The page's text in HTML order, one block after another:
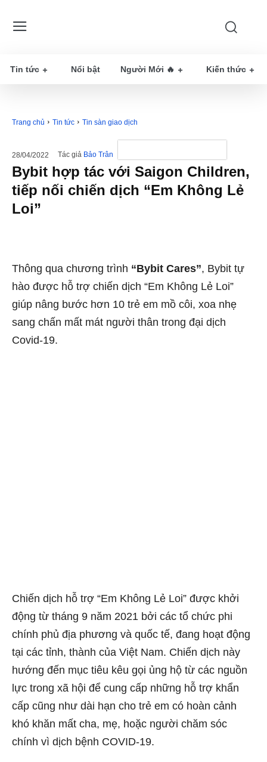
Tin tức Nổi bật Người Mới 🔥 Kiến thức
Trang chủ Tin tức Tin sàn giao dịch
28/04/2022 Tác giả Bảo Trân
Bybit hợp tác với Saigon Children,
tiếp nối chiến dịch “Em Không Lẻ
Loi”
Thông qua chương trình “Bybit Cares”, Bybit tự
hào được hỗ trợ chiến dịch “Em Không Lẻ Loi”
giúp nâng bước hơn 10 trẻ em mồ côi, xoa nhẹ
sang chấn mất mát người thân trong đại dịch
Covid-19.
Chiến dịch hỗ trợ “Em Không Lẻ Loi” được khởi
động từ tháng 9 năm 2021 bởi các tổ chức phi
chính phủ địa phương và quốc tế, đang hoạt động
tại các tỉnh, thành của Việt Nam. Chiến dịch này
hướng đến mục tiêu kêu gọi ủng hộ từ các nguồn
lực trong xã hội để cung cấp những hỗ trợ khẩn
cấp cũng như dài hạn cho trẻ em có hoàn cảnh
khó khăn mất cha, mẹ, hoặc người chăm sóc
chính vì dịch bệnh COVID-19.